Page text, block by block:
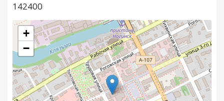
142400
+
−